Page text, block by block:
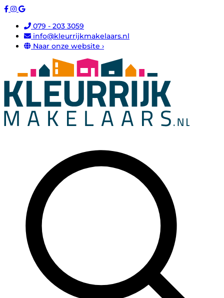
079 - 203 3059
info@kleurrijkmakelaars.nl
Naar onze website ›